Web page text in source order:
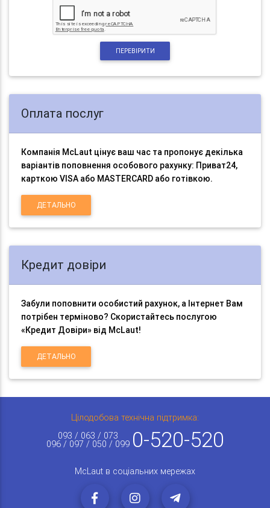
ПЕРЕВІРИТИ
Оплата послуг
Компанія McLaut цінує ваш час та пропонує декілька
варіантів поповнення особового рахунку: Приват24,
карткою VISA або MASTERCARD або готівкою.
ДЕТАЛЬНО
Кредит довіри
Забули поповнити особистий рахунок, а Інтернет Вам
потрібен терміново? Скористайтесь послугою
«Кредит Довіри» від McLaut!
ДЕТАЛЬНО
Цілодобова технічна підтримка:
093 / 063 / 073
096 / 097 / 050 / 099 0-520-520
McLaut в соціальних мережах